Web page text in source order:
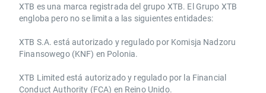
​​XTB es una marca registrada del grupo XTB. El Grupo XTB
engloba pero no se limita a las siguientes entidades:
XTB S.A.​ está autorizado y regulado por Komisja Nadzoru
Finansowego (KNF) ​en Polonia.
XTB Limited ​está autorizado y regulado por la ​Financial
Conduct Authority ​(FCA) en ​​Reino Unido.